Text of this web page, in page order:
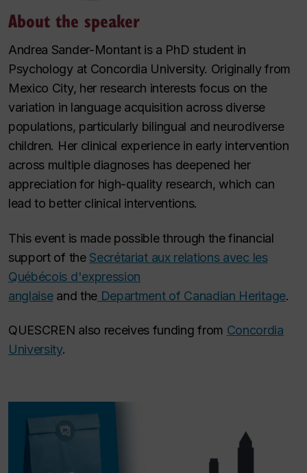
About the speaker
Andrea Sander-Montant is a PhD student in
Psychology at Concordia University. Originally from
Mexico City, her research interests focus on the
variation in language acquisition across diverse
populations, particularly bilingual and neurodiverse
children. Her clinical experience in early intervention
across multiple diagnoses has deepened her
appreciation for high-quality research, which can
lead to better clinical interventions.
This event is made possible through the financial
support of the Secrétariat aux relations avec les
Québécois d'expression
anglaise and theDepartment of Canadian Heritage.
QUESCREN also receives funding from Concordia
University.